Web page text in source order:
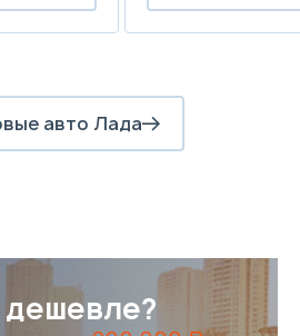
авто Лада